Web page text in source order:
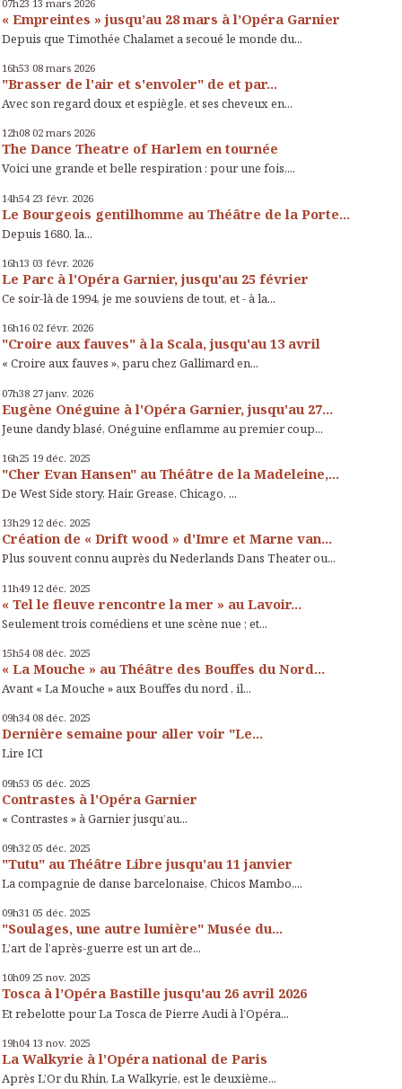
07h23 13 mars 2026
« Empreintes » jusqu’au 28 mars à l’Opéra Garnier
Depuis que Timothée Chalamet a secoué le monde du...
16h53 08 mars 2026
"Brasser de l'air et s'envoler" de et par...
Avec son regard doux et espiègle, et ses cheveux en...
12h08 02 mars 2026
The Dance Theatre of Harlem en tournée
Voici une grande et belle respiration : pour une fois,...
14h54 23 févr. 2026
Le Bourgeois gentilhomme au Théâtre de la Porte...
Depuis 1680, la...
16h13 03 févr. 2026
Le Parc à l'Opéra Garnier, jusqu'au 25 février
Ce soir-là de 1994, je me souviens de tout, et - à la...
16h16 02 févr. 2026
"Croire aux fauves" à la Scala, jusqu'au 13 avril
« Croire aux fauves », paru chez Gallimard en...
07h38 27 janv. 2026
Eugène Onéguine à l'Opéra Garnier, jusqu'au 27...
Jeune dandy blasé, Onéguine enflamme au premier coup...
16h25 19 déc. 2025
"Cher Evan Hansen" au Théâtre de la Madeleine,...
De West Side story, Hair, Grease, Chicago, ...
13h29 12 déc. 2025
Création de « Drift wood » d'Imre et Marne van...
Plus souvent connu auprès du Nederlands Dans Theater ou...
11h49 12 déc. 2025
« Tel le fleuve rencontre la mer » au Lavoir...
Seulement trois comédiens et une scène nue ; et...
15h54 08 déc. 2025
« La Mouche » au Théâtre des Bouffes du Nord...
Avant « La Mouche » aux Bouffes du nord , il...
09h34 08 déc. 2025
Dernière semaine pour aller voir "Le...
Lire ICI
09h53 05 déc. 2025
Contrastes à l'Opéra Garnier
« Contrastes » à Garnier jusqu’au...
09h32 05 déc. 2025
"Tutu" au Théâtre Libre jusqu'au 11 janvier
La compagnie de danse barcelonaise, Chicos Mambo,...
09h31 05 déc. 2025
"Soulages, une autre lumière" Musée du...
L’art de l’après-guerre est un art de...
10h09 25 nov. 2025
Tosca à l’Opéra Bastille jusqu'au 26 avril 2026
Et rebelotte pour La Tosca de Pierre Audi à l’Opéra...
19h04 13 nov. 2025
La Walkyrie à l'Opéra national de Paris
Après L’Or du Rhin, La Walkyrie, est le deuxième...